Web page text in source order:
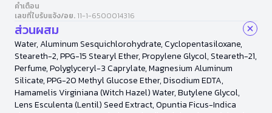
คำเตือน
เลขที่ใบรับแจ้ง/อย. 11-1-6500014316
ส่วนผสม
Water, Aluminum Sesquichlorohydrate, Cyclopentasiloxane,
Steareth-2, PPG-15 Stearyl Ether, Propylene Glycol, Steareth-21,
Perfume, Polyglyceryl-3 Caprylate, Magnesium Aluminum
Silicate, PPG-20 Methyl Glucose Ether, Disodium EDTA,
Hamamelis Virginiana (Witch Hazel) Water, Butylene Glycol,
Lens Esculenta (Lentil) Seed Extract, Opuntia Ficus-Indica